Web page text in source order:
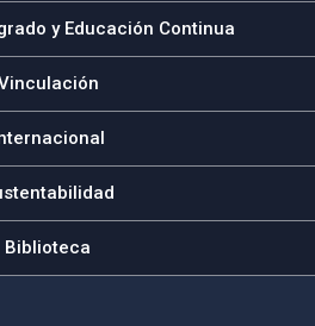
y Educación Continua
Biblioteca